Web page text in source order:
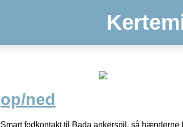
op/ned
Smart fodkontakt til Bada ankerspil, så hænderne